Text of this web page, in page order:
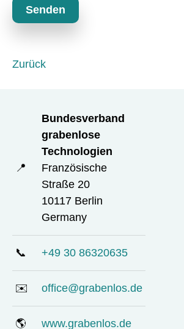
f
d
Senden
Zurück
📍
Bundesverband
grabenlose
Technologien
Französische
Straße 20
10117 Berlin
Germany
📞 +49 30 86320635
✉️ office@grabenlos.de
🌎 www.grabenlos.de